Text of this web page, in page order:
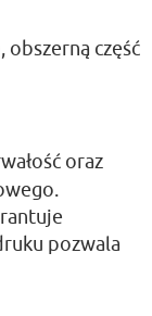
część
oraz
pozwala